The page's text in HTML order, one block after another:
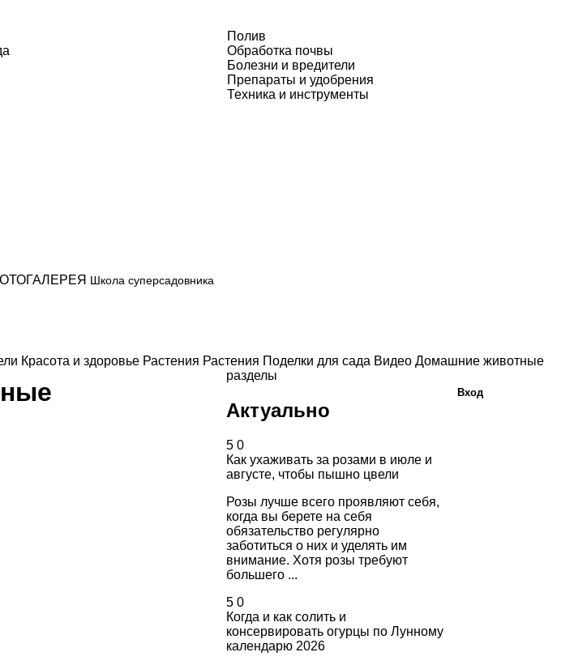
Полив
Обработка почвы
Болезни и вредители
Препараты и удобрения
Техника и инструменты
Школа суперсадовника
Красота и здоровье Растения Растения Поделки для сада Видео Домашние животные
разделы
Актуально
5 0
Как ухаживать за розами в июле и
августе, чтобы пышно цвели
Розы лучше всего проявляют себя,
когда вы берете на себя
обязательство регулярно
заботиться о них и уделять им
внимание. Хотя розы требуют
большего ...
5 0
Когда и как солить и
консервировать огурцы по Лунному
календарю 2026
Вход